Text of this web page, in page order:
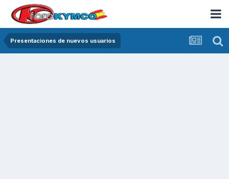
Presentaciones de nuevos usuarios